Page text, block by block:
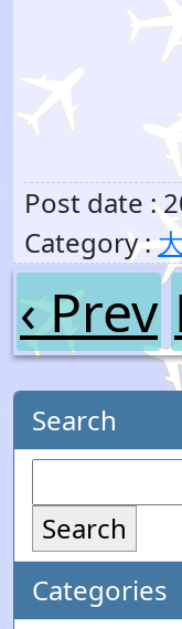
Post date :
Category :
‹ Prev
Search
Search
Categories